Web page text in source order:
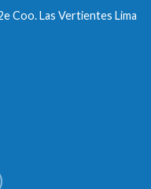
Coo. Las Vertientes Lima